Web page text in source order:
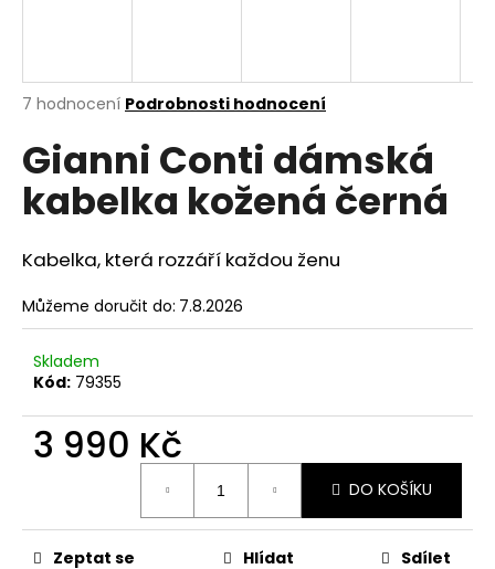
Průměrné
produktu
je
4,0
hvězdiček.
7 hodnocení Podrobnosti hodnocení
Gianni Conti dámská
kabelka kožená černá
Kabelka, která rozzáří každou ženu
Můžeme doručit do: 7.8.2026
Skladem
Kód: 79355
3 990 Kč
DO KOŠÍKU
Zeptat se Hlídat Sdílet
í
t
?
HLEDAT
D
o
o
u